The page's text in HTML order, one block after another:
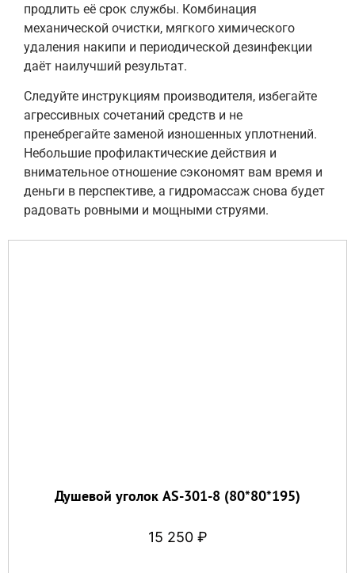
продлить её срок службы. Комбинация
механической очистки, мягкого химического
удаления накипи и периодической дезинфекции
даёт наилучший результат.
Следуйте инструкциям производителя, избегайте
агрессивных сочетаний средств и не
пренебрегайте заменой изношенных уплотнений.
Небольшие профилактические действия и
внимательное отношение сэкономят вам время и
деньги в перспективе, а гидромассаж снова будет
радовать ровными и мощными струями.
Душевой уголок AS-301-8 (80*80*195)
15 250 ₽